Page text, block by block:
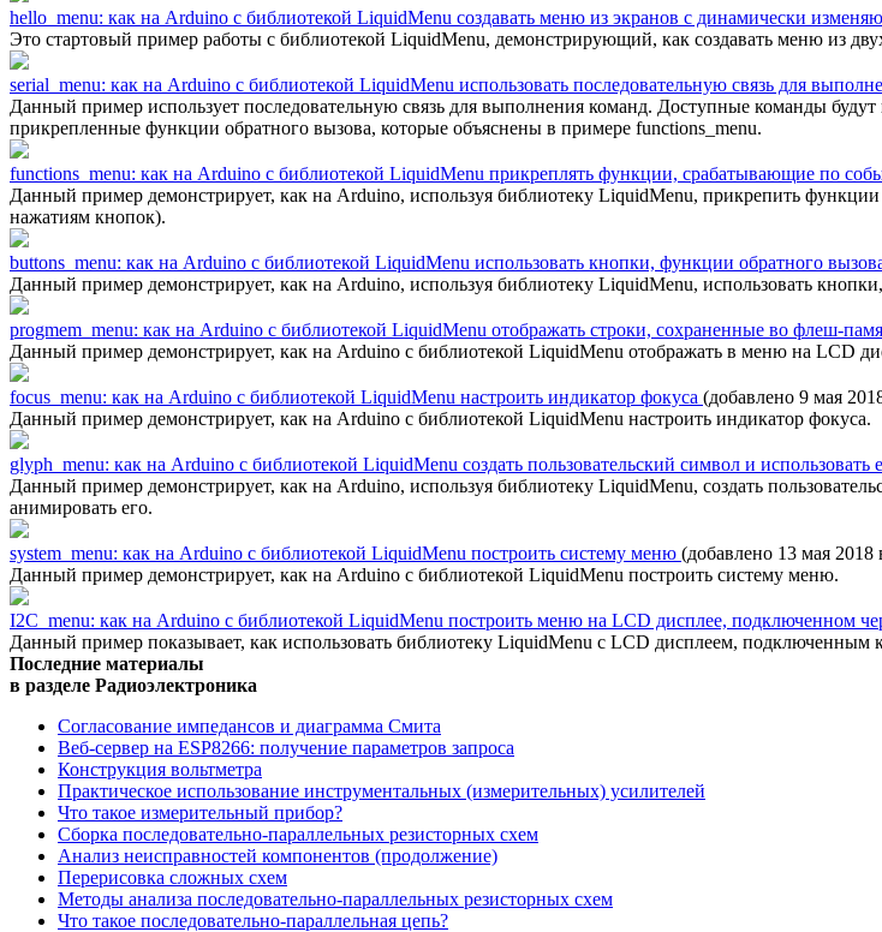
hello_menu: как на Arduino с библиотекой LiquidMenu создавать меню из экранов с динамически
Это стартовый пример работы с библиотекой LiquidMenu, демонстрирующий, как создавать меню из
serial_menu: как на Arduino с библиотекой LiquidMenu использовать последовательную связь для
Данный пример использует последовательную связь для выполнения команд. Доступные команды
прикрепленные функции обратного вызова, которые объяснены в примере functions_menu.
functions_menu: как на Arduino с библиотекой LiquidMenu прикреплять функции, срабатывающие по
Данный пример демонстрирует, как на Arduino, используя библиотеку LiquidMenu, прикрепить
нажатиям кнопок).
buttons_menu: как на Arduino с библиотекой LiquidMenu использовать кнопки, функции обратного
Данный пример демонстрирует, как на Arduino, используя библиотеку LiquidMenu, использовать
progmem_menu: как на Arduino с библиотекой LiquidMenu отображать строки, сохраненные во флеш-
Данный пример демонстрирует, как на Arduino с библиотекой LiquidMenu отображать в меню на LCD
focus_menu: как на Arduino с библиотекой LiquidMenu настроить индикатор фокуса (добавлено 9 мая
Данный пример демонстрирует, как на Arduino с библиотекой LiquidMenu настроить индикатор фокуса.
glyph_menu: как на Arduino с библиотекой LiquidMenu создать пользовательский символ и использовать
Данный пример демонстрирует, как на Arduino, используя библиотеку LiquidMenu, создать
анимировать его.
system_menu: как на Arduino с библиотекой LiquidMenu построить систему меню (добавлено 13 мая 2018
Данный пример демонстрирует, как на Arduino с библиотекой LiquidMenu построить систему меню.
I2C_menu: как на Arduino с библиотекой LiquidMenu построить меню на LCD дисплее, подключенном
Данный пример показывает, как использовать библиотеку LiquidMenu с LCD дисплеем, подключенным
Последние материалы
в разделе Радиоэлектроника
Согласование импедансов и диаграмма Смита
Веб-сервер на ESP8266: получение параметров запроса
Конструкция вольтметра
Практическое использование инструментальных (измерительных) усилителей
Что такое измерительный прибор?
Сборка последовательно-параллельных резисторных схем
Анализ неисправностей компонентов (продолжение)
Перерисовка сложных схем
Методы анализа последовательно-параллельных резисторных схем
Что такое последовательно-параллельная цепь?